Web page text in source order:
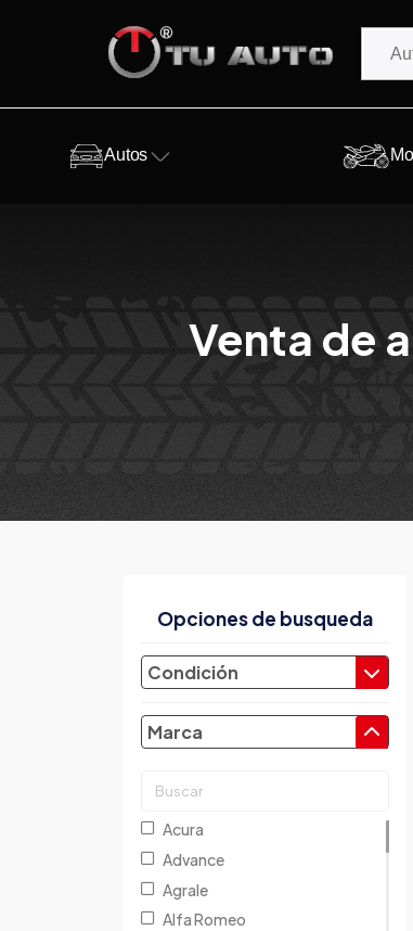
Autos
Venta de
Opciones de busqueda
Condición
Marca
Acura
Advance
Agrale
Alfa Romeo